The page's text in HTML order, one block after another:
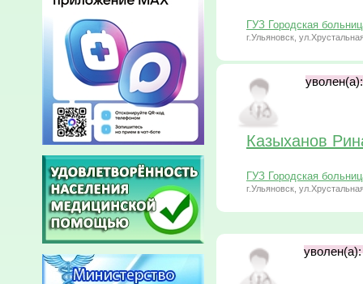
ГУЗ Городская
г.Ульяновск,
Казыханов
ГУЗ Городская
г.Ульяновск,
уволен(а):